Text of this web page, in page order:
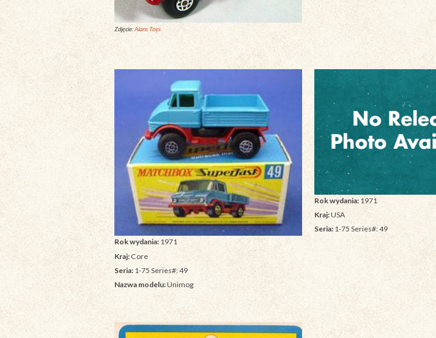
Zdjęcie:Alans Toys
Rok wydania: 1971
Kraj:Core
Seria: 1-75 Series#: 49
Nazwa modelu:Unimog
Rok wydania:1971
Kraj:USA
Seria:1-75 Series#: 49